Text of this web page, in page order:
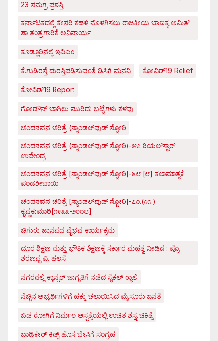
23 ಸಮಗ್ರ ಪ್ರಶಸ್ತಿ
ಕರ್ನಾಟಕದಲ್ಲಿ ಕೇಸರಿ ಕಹಳೆ ಮೊಳಗಿಸಲು ರಾಜಕೀಯ ಚಾಣಕ್ಯ ಅಮಿತ್
ಶಾ ತಂತ್ರಗಾರಿಕೆ ಅನಿವಾರ್ಯ
ಕೂಡ್ಲೂರಿನಲ್ಲಿ ಇವಿಎಂ
ಕೆ.ಗುಡಿರಸ್ತೆ ದುರಸ್ತಿಪಡಿಸುವಂತೆ ಡಿಸಿಗೆ ಮನವಿ ಕೋವಿಡ್‌19 Relief
ಕೋವಿಡ್‌19 Report
ಗೋಡೌನ್ ಬಾಗಿಲು ಮುರಿದು ಬಟ್ಟೆಗಳು ಕಳವು
ಚಂದನವನ ಚರಿತ್ರೆ (ಸ್ಯಾಂಡಲ್‌ವುಡ್ ಸ್ಟೋರಿ
ಚಂದನವನ ಚರಿತ್ರೆ (ಸ್ಯಾಂಡಲ್‌ವುಡ್ ಸ್ಟೋರಿ)-೫೭ ರಿಯಲ್‌ಸ್ಟಾರ್
ಉಪೇಂದ್ರ
ಚಂದನವನ ಚರಿತ್ರೆ [ಸ್ಯಾಂಡಲ್‌ವುಡ್ ಸ್ಟೋರಿ]-೬೮ [೮] ಕಲಾಮಾತೃಕೆ
ಪಂಡರೀಬಾಯಿ
ಚಂದನವನ ಚರಿತ್ರೆ [ಸ್ಯಾಂಡಲ್‌ವುಡ್ ಸ್ಟೋರಿ]-೭೧.(೧೧.)
ಕೃಷ್ಣಕುಮಾರಿ[೧೯೩೩-೨೦೧೮]
ಚಿಗುರು ಜಾನಪದ ವೈಭವ ಕಾರ್ಯಕ್ರಮ
ದೂರ ಶಿಕ್ಷಣ ಮತ್ತು ಭೌತಿಕ ಶಿಕ್ಷಣಕ್ಕೆ ಸರ್ಕಾರ ಮಹತ್ವ ನೀಡಿದೆ : ಪ್ರೊ.
ಶರಣಪ್ಪ ವಿ. ಹಲಸೆ
ನಗರದಲ್ಲಿ ಕ್ಯಾನ್ಸರ್ ಜಾಗೃತಿಗೆ ನಡೆದ ಸೈಕಲ್ ರ್‍ಯಾಲಿ
ನೆಚ್ಚಿನ ಅಭ್ಯರ್ಥಿಗಳಿಗೆ ಹಕ್ಕು ಚಲಾಯಿಸಿದ ಮೈಸೂರು ಜನತೆ
ಬಡ ರೋಗಿಗೆ ನಿರ್ಮಲ ಆಸ್ಪತ್ರೆಯಲ್ಲಿ ಉಚಿತ ಶಸ್ತೃ ಚಿಕಿತ್ಸೆ
ಬಾಡಿಕೇರ್ ಕಿಡ್ಸ್ ಹೊಸ ಬೇಸಿಗೆ ಸಂಗ್ರಹ